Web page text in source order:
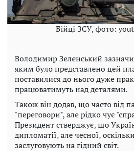
Бійці ЗСУ, фото:
Володимир Зеленський
яким було представлено цей
поставилися до нього дуже
працюватимуть над деталями.
Також він додав, що часто від
"переговори", але рідко чує
Президент стверджує, що
дипломатії, але чесної,
заслуговують на гідний світ.